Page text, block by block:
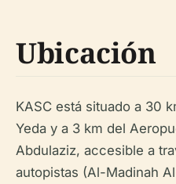
Ubicación
KASC está situado a 30
Yeda y a 3 km del
Abdulaziz, accesible a
autopistas (Al-Madinah